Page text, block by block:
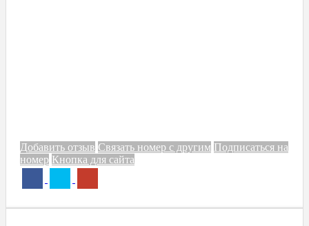
Добавить отзыв Связать номер с другим Подписаться на
номер Кнопка для сайта